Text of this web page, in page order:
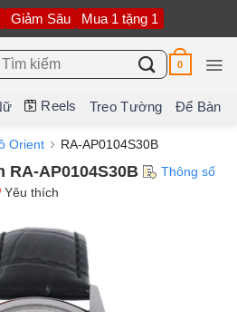
Giảm Sâu Mua 1 tặng 1
0
Reels Treo Tường Để Bàn
Orient RA-AP0104S30B
RA-AP0104S30B
Thông số
Yêu thích